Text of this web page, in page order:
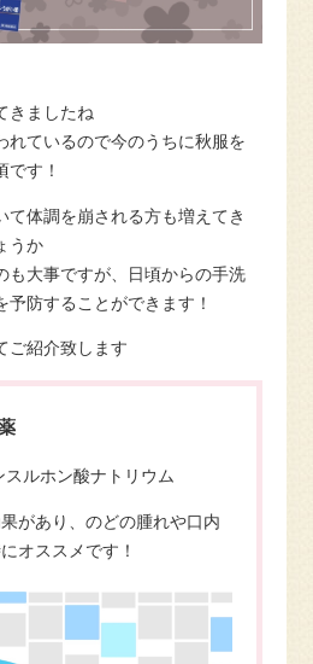
きましたね
れているので今のうちに秋服を
です！
て体調を崩される方も増えてき
うか
も大事ですが、日頃からの手洗
防することができます！
ご紹介致します
ルホン酸ナトリウム
があり、のどの腫れや口内
オススメです！